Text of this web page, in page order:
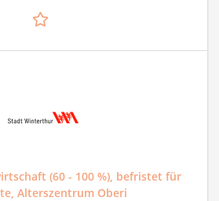
(60 - 100 %), befristet für
Alterszentrum Oberi